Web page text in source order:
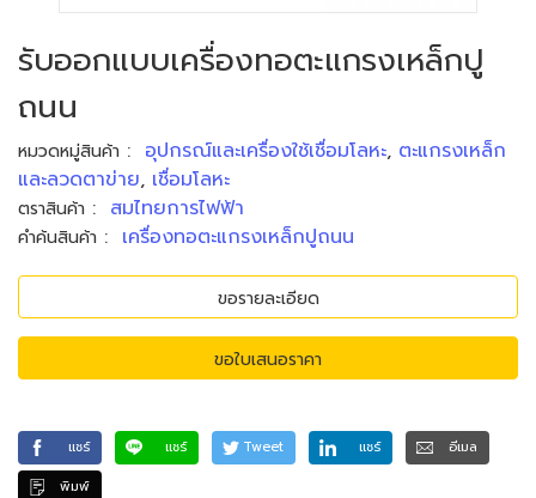
รับออกแบบเครื่องทอตะแกรงเหล็กปู
ถนน
หมวดหมู่สินค้า : อุปกรณ์และเครื่องใช้เชื่อมโลหะ, ตะแกรงเหล็ก
และลวดตาข่าย, เชื่อมโลหะ
ตราสินค้า : สมไทยการไฟฟ้า
คำค้นสินค้า : เครื่องทอตะแกรงเหล็กปูถนน
ขอรายละเอียด
ขอใบเสนอราคา
แชร์ แชร์ Tweet แชร์
อีเมล
พิมพ์